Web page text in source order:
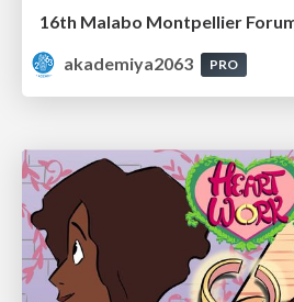
16th Malabo Montpellier
akademiya2063
PRO